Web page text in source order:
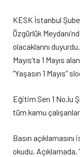
KESK İstanbul
Özgürlük
olacaklarını duyurdu.
Mayıs’ta 1 Mayıs
“Yaşasın 1 Mayıs”
Eğitim Sen 1 No.lu
tüm kamu
Basın
okudu.